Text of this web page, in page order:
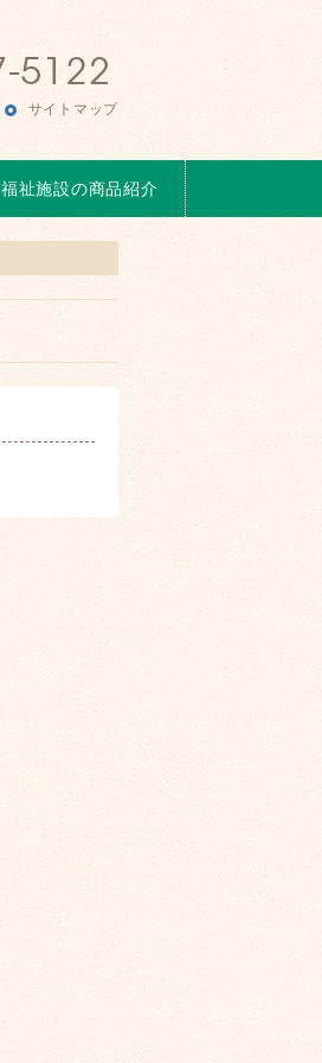
サイトマップ
福祉施設の商品紹介